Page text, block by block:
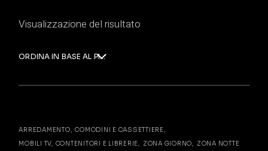
Visualizzazione del risultato
ORDINA IN BASE AL PIÙ RECENTE
ARREDAMENTO
COMODINI E CASSETTIERE
MOBILI TV, CONTENITORI E LIBRERIE
ZONA GIORNO ZONA NOTTE